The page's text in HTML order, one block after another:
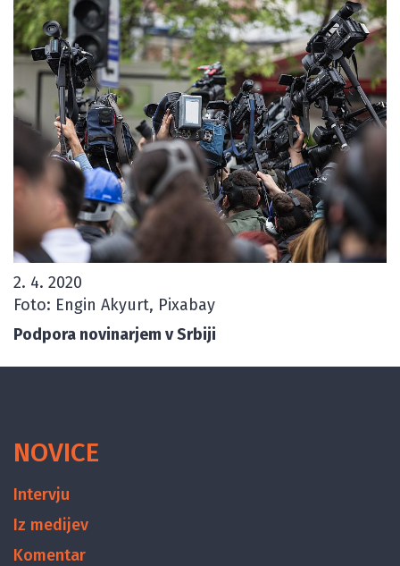
2. 4. 2020
Foto: Engin Akyurt, Pixabay
Podpora novinarjem v Srbiji
NOVICE
Intervju
Iz medijev
Komentar